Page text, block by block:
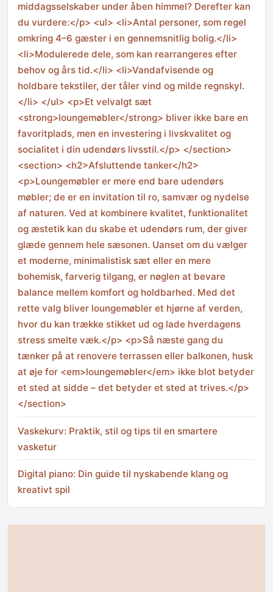
middagsselskaber under åben himmel? Derefter kan
du vurdere:</p> <ul> <li>Antal personer, som regel
omkring 4–6 gæster i en gennemsnitlig bolig.</li>
<li>Modulerede dele, som kan rearrangeres efter
behov og års tid.</li> <li>Vandafvisende og
holdbare tekstiler, der tåler vind og milde regnskyl.
</li> </ul> <p>Et velvalgt sæt
<strong>loungemøbler</strong> bliver ikke bare en
favoritplads, men en investering i livskvalitet og
socialitet i din udendørs livsstil.</p> </section>
<section> <h2>Afsluttende tanker</h2>
<p>Loungemøbler er mere end bare udendørs
møbler; de er en invitation til ro, samvær og nydelse
af naturen. Ved at kombinere kvalitet, funktionalitet
og æstetik kan du skabe et udendørs rum, der giver
glæde gennem hele sæsonen. Uanset om du vælger
et moderne, minimalistisk sæt eller en mere
bohemisk, farverig tilgang, er nøglen at bevare
balance mellem komfort og holdbarhed. Med det
rette valg bliver loungemøbler et hjørne af verden,
hvor du kan trække stikket ud og lade hverdagens
stress smelte væk.</p> <p>Så næste gang du
tænker på at renovere terrassen eller balkonen, husk
at øje for <em>loungemøbler</em> ikke blot betyder
et sted at sidde – det betyder et sted at trives.</p>
</section>
Vaskekurv: Praktik, stil og tips til en smartere
vasketur
Digital piano: Din guide til nyskabende klang og
kreativt spil